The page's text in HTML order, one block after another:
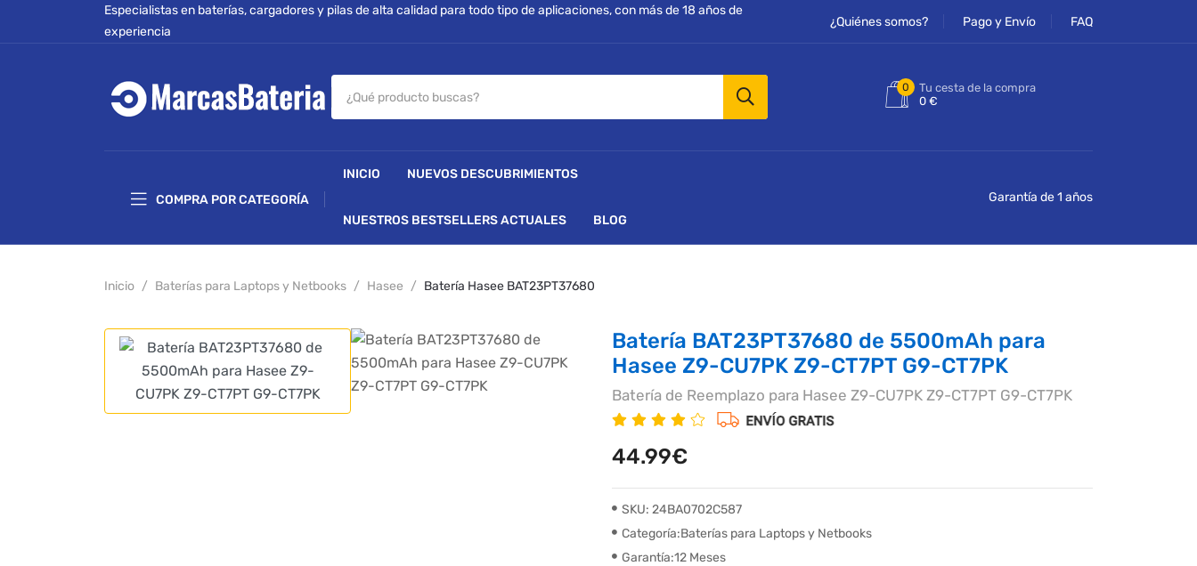
Especialistas en baterías, cargadores y pilas de alta calidad para todo tipo de aplicaciones, con más de 18 años de
experiencia
¿Quiénes somos? Pago y Envío FAQ
0
Tu cesta de la compra
0 €
COMPRA POR CATEGORÍA
INICIO NUEVOS DESCUBRIMIENTOS
NUESTROS BESTSELLERS ACTUALES BLOG
Garantía de 1 años
Inicio Baterías para Laptops y Netbooks Hasee Batería Hasee BAT23PT37680
Batería BAT23PT37680 de 5500mAh para
Hasee Z9-CU7PK Z9-CT7PT G9-CT7PK
Batería de Reemplazo para Hasee Z9-CU7PK Z9-CT7PT G9-CT7PK
44.99€
SKU: 24BA0702C587
Categoría:Baterías para Laptops y Netbooks
Garantía:12 Meses